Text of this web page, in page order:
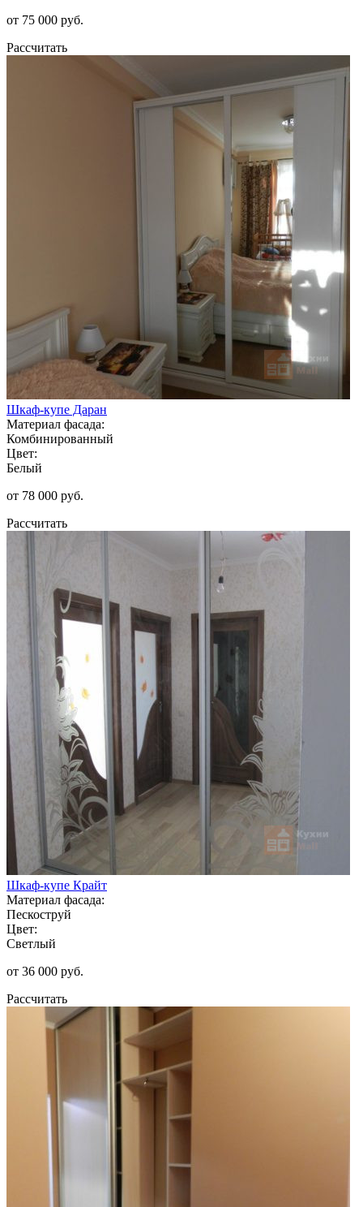
от 75 000 руб.
Рассчитать
Шкаф-купе Даран
Материал фасада:
Комбинированный
Цвет:
Белый
от 78 000 руб.
Рассчитать
Шкаф-купе Крайт
Материал фасада:
Пескоструй
Цвет:
Светлый
от 36 000 руб.
Рассчитать